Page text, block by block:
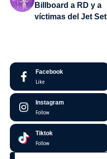
Billboard a RD y a
víctimas del Jet Set
Facebook
Like
Instagram
Follow
Tiktok
Follow